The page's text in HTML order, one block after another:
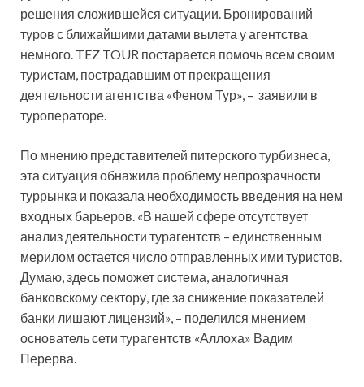
решения сложившейся ситуации. Бронирований
туров с ближайшими датами вылета у агентства
немного. TEZ TOUR постарается помочь всем своим
туристам, пострадавшим от прекращения
деятельности агентства «Феном Тур», – заявили в
туроператоре.
По мнению представителей питерского турбизнеса,
эта ситуация обнажила проблему непрозрачности
туррынка и показала необходимость введения на нем
входных барьеров. «В нашей сфере отсутствует
анализ деятельности турагентств – единственным
мерилом остается число отправленных ими туристов.
Думаю, здесь поможет система, аналогичная
банковскому сектору, где за снижение показателей
банки лишают лицензий», – поделился мнением
основатель сети турагентств «Аллоха» Вадим
Перерва.